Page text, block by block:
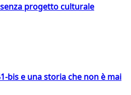
progetto culturale
bis e una storia che non è mai